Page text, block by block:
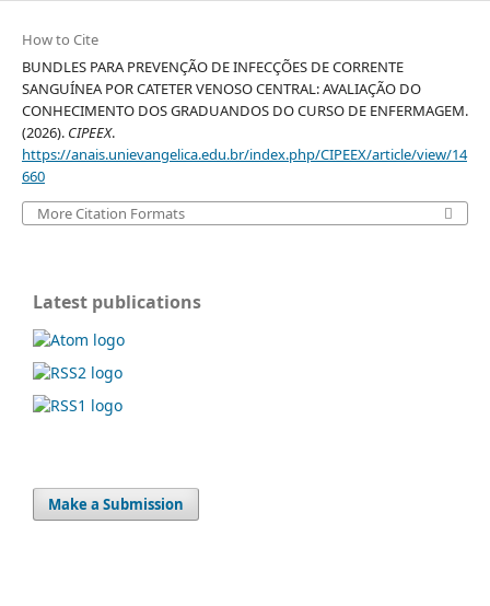
How to Cite
BUNDLES PARA PREVENÇÃO DE INFECÇÕES DE CORRENTE
SANGUÍNEA POR CATETER VENOSO CENTRAL: AVALIAÇÃO DO
CONHECIMENTO DOS GRADUANDOS DO CURSO DE ENFERMAGEM.
(2026). CIPEEX.
https://anais.unievangelica.edu.br/index.php/CIPEEX/article/view/14
660
More Citation Formats
Latest publications
Make a Submission